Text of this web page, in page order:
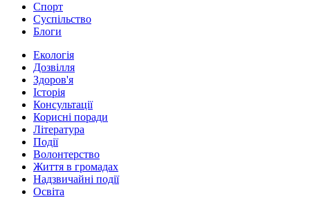
Спорт
Суспільство
Блоги
Екологія
Дозвілля
Здоров'я
Історія
Консультації
Корисні поради
Література
Події
Волонтерство
Життя в громадах
Надзвичайні події
Освіта